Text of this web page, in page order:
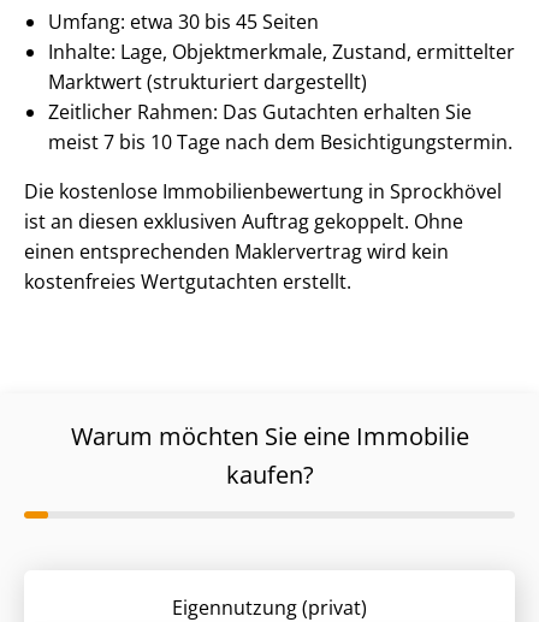
Umfang: etwa 30 bis 45 Seiten
Inhalte: Lage, Objektmerkmale, Zustand, ermittelter
Marktwert (strukturiert dargestellt)
Zeitlicher Rahmen: Das Gutachten erhalten Sie
meist 7 bis 10 Tage nach dem Be­sich­ti­gungs­ter­min.
Die kostenlose Im­mo­bi­li­en­be­wer­tung in Sprockhövel
ist an diesen exklusiven Auftrag gekoppelt. Ohne
einen entsprechenden Maklervertrag wird kein
kostenfreies Wertgutachten erstellt.
Warum möchten Sie eine Immobilie
kaufen?
Eigennutzung (privat)